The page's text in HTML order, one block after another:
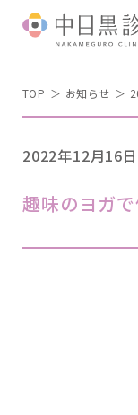
TOP お知らせ
2022年12月16日
趣味のヨガ